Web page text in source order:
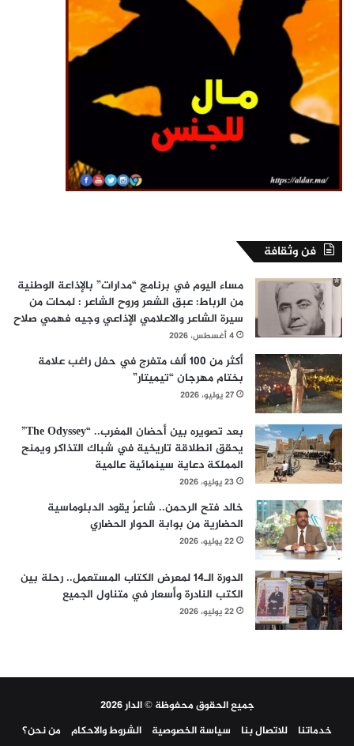
فن وثقافة
مساء اليوم في برنامج “مدارات” بالإذاعة الوطنية
من الرباط: عبق الشعر وروح الشاعر : لمحات من
سيرة الشاعر والاعلامي الإذاعي وجيه فهمي صلاح
4 أغسطس، 2026
أكثر من 100 ألف متفرج في حفل راغب علامة
بختام مهرجان “تيميتار”
27 يوليو، 2026
بعد تصويره بين أحضان المغرب.. “The Odyssey”
يحقق انطلاقة تاريخية في شباك التذاكر ويمنح
المملكة دعاية سينمائية عالمية
23 يوليو، 2026
خالد فتح الرحمن.. شاعرٌ يقود الدبلوماسية
الحضارية من بوابة الحوار الحضاري
22 يوليو، 2026
الدورة الـ14 لمعرض الكتاب المستعمل.. رحلة بين
الكتب النادرة وأسعار في متناول الجميع
22 يوليو، 2026
جميع الحقوق محفوظة © الدار 2026
خدماتنا
للاتصال بنا سياسة الخصوصية الشروط والاحكام من نحن؟